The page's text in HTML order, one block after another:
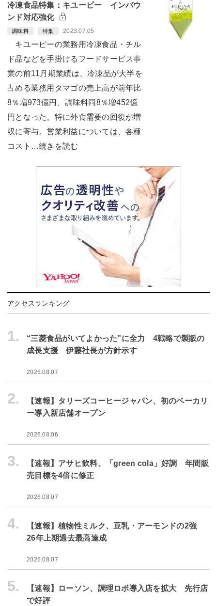
冷凍食品特集：キユーピー インバウ
ンド対応強化
調味料 特集 2023.07.05
キユーピーの業務用冷凍食品・チル
ド品などを手掛けるフードサービス事
業の前11月期業績は、冷凍品が大半を
占める業務用タマゴの売上高が前年比
8％増973億円、調味料同8％増452億
円となった。特に外食需要の回復が増
収に寄与。営業利益については、各種
コスト…続きを読む
アクセスランキング
1.
“三菱食品がいてよかった”に全力 4戦略で製販の
成長支援 伊藤社長が方針示す
2026.08.07
2.
【速報】タリーズコーヒージャパン、初のベーカリ
ー導入新店舗オープン
2026.08.06
3.
【速報】アサヒ飲料、「green cola」好調 年間販
売目標を4倍に修正
2026.08.07
4.
【速報】植物性ミルク、豆乳・アーモンドの2強
26年上期過去最高達成
2026.08.07
5.
【速報】ローソン、調理ロボ導入店を拡大 先行店
で好評